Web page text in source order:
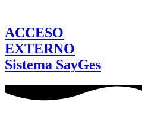
ACCESO
EXTERNO
Sistema SayGes